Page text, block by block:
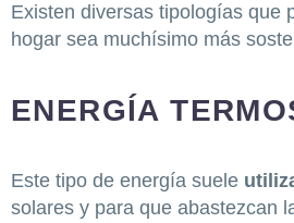
Existen diversas tipologías que
hogar sea muchísimo más
ENERGÍA
​Este tipo de energía suele
solares y para que abastezcan